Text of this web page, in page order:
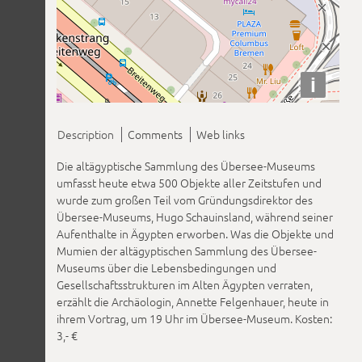
i
Description Comments
Web links
Die altägyptische Sammlung des Übersee-Museums
umfasst heute etwa 500 Objekte aller Zeitstufen und
wurde zum großen Teil vom Gründungsdirektor des
Übersee-Museums, Hugo Schauinsland, während seiner
Aufenthalte in Ägypten erworben. Was die Objekte und
Mumien der altägyptischen Sammlung des Übersee-
Museums über die Lebensbedingungen und
Gesellschaftsstrukturen im Alten Ägypten verraten,
erzählt die Archäologin, Annette Felgenhauer, heute in
ihrem Vortrag, um 19 Uhr im Übersee-Museum. Kosten:
3,- €